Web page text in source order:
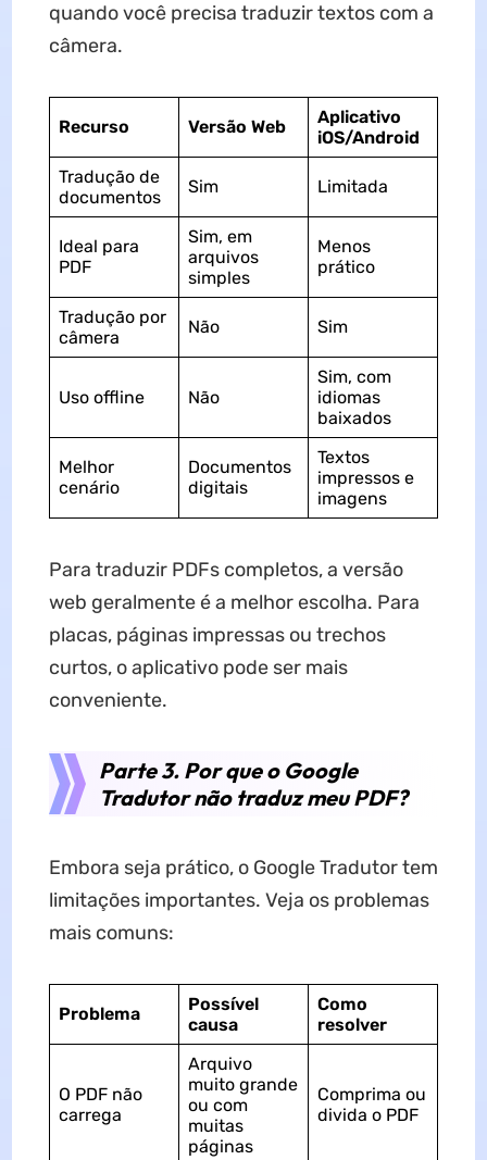
quando você precisa traduzir textos com a
câmera.
Recurso Versão Web
Aplicativo
iOS/Android
Tradução de
documentos
Sim Limitada
Ideal para
PDF
Sim, em
arquivos
simples
Menos
prático
Tradução por
câmera
Não Sim
Uso offline Não
Sim, com
idiomas
baixados
Melhor
cenário
Documentos
digitais
Textos
impressos e
imagens
Para traduzir PDFs completos, a versão
web geralmente é a melhor escolha. Para
placas, páginas impressas ou trechos
curtos, o aplicativo pode ser mais
conveniente.
Parte 3. Por que o Google
Tradutor não traduz meu PDF?
Embora seja prático, o Google Tradutor tem
limitações importantes. Veja os problemas
mais comuns:
Problema
Possível
causa
Como
resolver
O PDF não
carrega
Arquivo
muito grande
ou com
muitas
páginas
Comprima ou
divida o PDF